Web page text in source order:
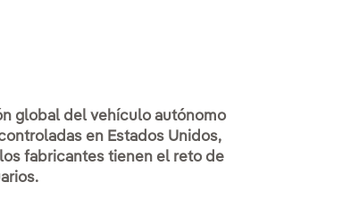
global del vehículo autónomo
en Estados Unidos,
fabricantes tienen el reto de